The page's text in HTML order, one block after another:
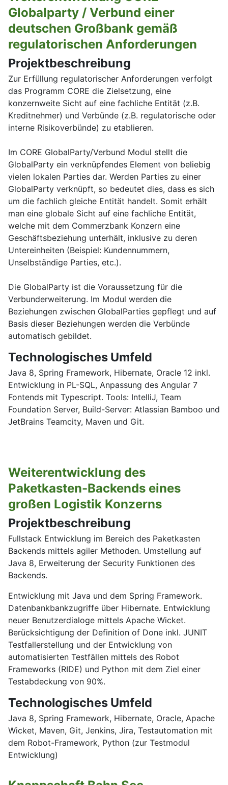
Globalparty / Verbund einer
deutschen Großbank gemäß
regulatorischen Anforderungen
Projektbeschreibung
Zur Erfüllung regulatorischer Anforderungen verfolgt
das Programm CORE die Zielsetzung, eine
konzernweite Sicht auf eine fachliche Entität (z.B.
Kreditnehmer) und Verbünde (z.B. regulatorische oder
interne Risikoverbünde) zu etablieren.
Im CORE GlobalParty/Verbund Modul stellt die
GlobalParty ein verknüpfendes Element von beliebig
vielen lokalen Parties dar. Werden Parties zu einer
GlobalParty verknüpft, so bedeutet dies, dass es sich
um die fachlich gleiche Entität handelt. Somit erhält
man eine globale Sicht auf eine fachliche Entität,
welche mit dem Commerzbank Konzern eine
Geschäftsbeziehung unterhält, inklusive zu deren
Untereinheiten (Beispiel: Kundennummern,
Unselbständige Parties, etc.).
Die GlobalParty ist die Voraussetzung für die
Verbunderweiterung. Im Modul werden die
Beziehungen zwischen GlobalParties gepflegt und auf
Basis dieser Beziehungen werden die Verbünde
automatisch gebildet.
Technologisches Umfeld
Java 8, Spring Framework, Hibernate, Oracle 12 inkl.
Entwicklung in PL-SQL, Anpassung des Angular 7
Fontends mit Typescript. Tools: IntelliJ, Team
Foundation Server, Build-Server: Atlassian Bamboo und
JetBrains Teamcity, Maven und Git.
Weiterentwicklung des
Paketkasten-Backends eines
großen Logistik Konzerns
Projektbeschreibung
Fullstack Entwicklung im Bereich des Paketkasten
Backends mittels agiler Methoden. Umstellung auf
Java 8, Erweiterung der Security Funktionen des
Backends.
Entwicklung mit Java und dem Spring Framework.
Datenbankbankzugriffe über Hibernate. Entwicklung
neuer Benutzerdialoge mittels Apache Wicket.
Berücksichtigung der Definition of Done inkl. JUNIT
Testfallerstellung und der Entwicklung von
automatisierten Testfällen mittels des Robot
Frameworks (RIDE) und Python mit dem Ziel einer
Testabdeckung von 90%.
Technologisches Umfeld
Java 8, Spring Framework, Hibernate, Oracle, Apache
Wicket, Maven, Git, Jenkins, Jira, Testautomation mit
dem Robot-Framework, Python (zur Testmodul
Entwicklung)